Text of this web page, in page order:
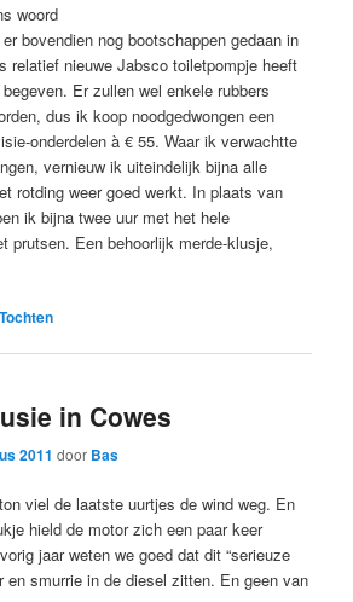
woord
bovendien nog bootschappen gedaan in
relatief nieuwe Jabsco toiletpompje heeft
Er zullen wel enkele rubbers
dus ik koop noodgedwongen een
onderdelen à € 55. Waar ik verwachtte
vernieuw ik uiteindelijk bijna alle
rotding weer goed werkt. In plaats van
ik bijna twee uur met het hele
prutsen. Een behoorlijk merde-klusje,
Tochten
in Cowes
2011 door Bas
viel de laatste uurtjes de wind weg. En
hield de motor zich een paar keer
jaar weten we goed dat dit “serieuze
en smurrie in de diesel zitten. En geen van